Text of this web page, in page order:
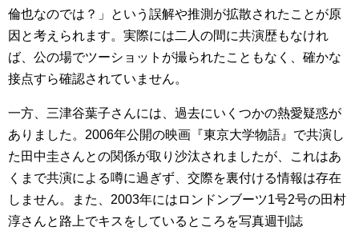
倫也なのでは？」という誤解や推測が拡散されたことが原
因と考えられます。実際には二人の間に共演歴もなけれ
ば、公の場でツーショットが撮られたこともなく、確かな
接点すら確認されていません。
一方、三津谷葉子さんには、過去にいくつかの熱愛疑惑が
ありました。2006年公開の映画『東京大学物語』で共演し
た田中圭さんとの関係が取り沙汰されましたが、これはあ
くまで共演による噂に過ぎず、交際を裏付ける情報は存在
しません。また、2003年にはロンドンブーツ1号2号の田村
淳さんと路上でキスをしているところを写真週刊誌